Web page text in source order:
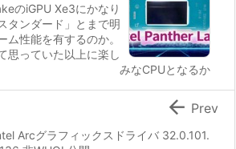
のiGPU Xe3にかなり
タンダード」とまで明
ム性能を有するのか。
思っていた以上に楽し
みなCPUとなるか
Arcグラフィックスドライバ 32.0.101.
 Prev